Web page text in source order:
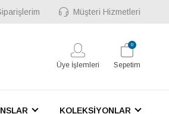
Müşteri Hizmetleri
Üye İşlemleri Sepetim
0
KOLEKSİYONLAR